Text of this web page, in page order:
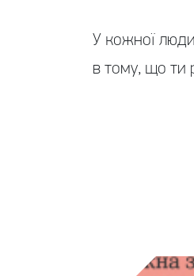
У кожної
в тому, що ти